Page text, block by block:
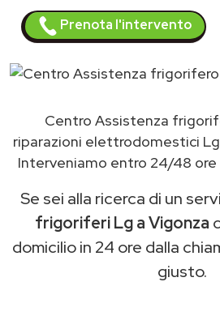
Prenota l'intervento
Centro Assistenza
riparazioni elettrodomestici Lg
Interveniamo entro 24/48 ore
Se sei alla ricerca di un
frigoriferi Lg a Vigonza
domicilio in 24 ore dalla
giusto.